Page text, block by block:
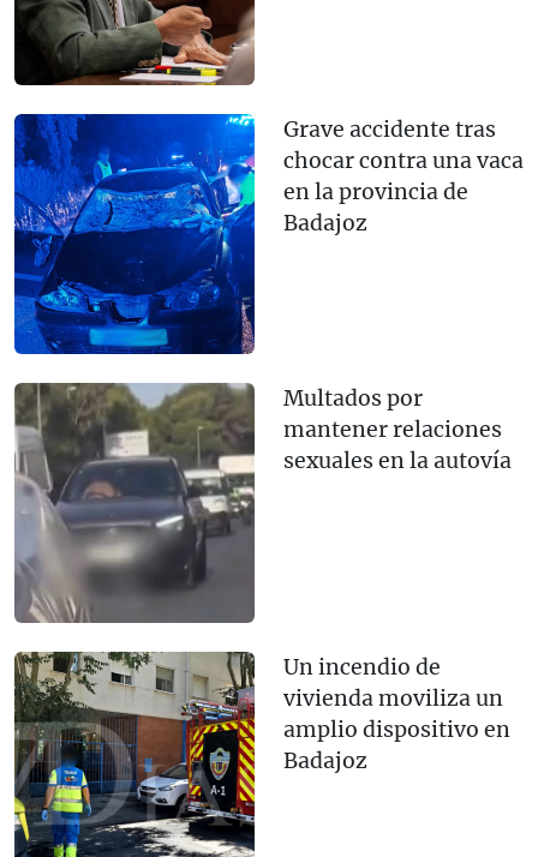
Grave accidente tras
chocar contra una vaca
en la provincia de
Badajoz
Multados por
mantener relaciones
sexuales en la autovía
Un incendio de
vivienda moviliza un
amplio dispositivo en
Badajoz